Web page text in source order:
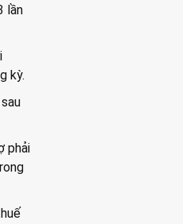
lần
kỳ.
phải